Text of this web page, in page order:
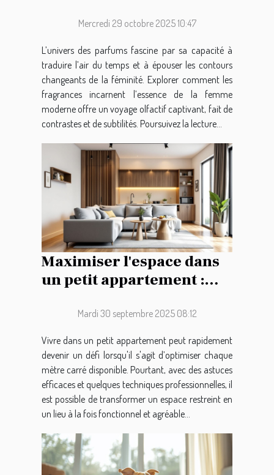
Mercredi 29 octobre 2025 10:47
L’univers des parfums fascine par sa capacité à
traduire l’air du temps et à épouser les contours
changeants de la féminité. Explorer comment les
fragrances incarnent l’essence de la femme
moderne offre un voyage olfactif captivant, fait de
contrastes et de subtilités. Poursuivez la lecture...
Maximiser l'espace dans
un petit appartement :
Mardi 30 septembre 2025 08:12
Vivre dans un petit appartement peut rapidement
devenir un défi lorsqu'il s'agit d’optimiser chaque
mètre carré disponible. Pourtant, avec des astuces
efficaces et quelques techniques professionnelles, il
est possible de transformer un espace restreint en
un lieu à la fois fonctionnel et agréable...